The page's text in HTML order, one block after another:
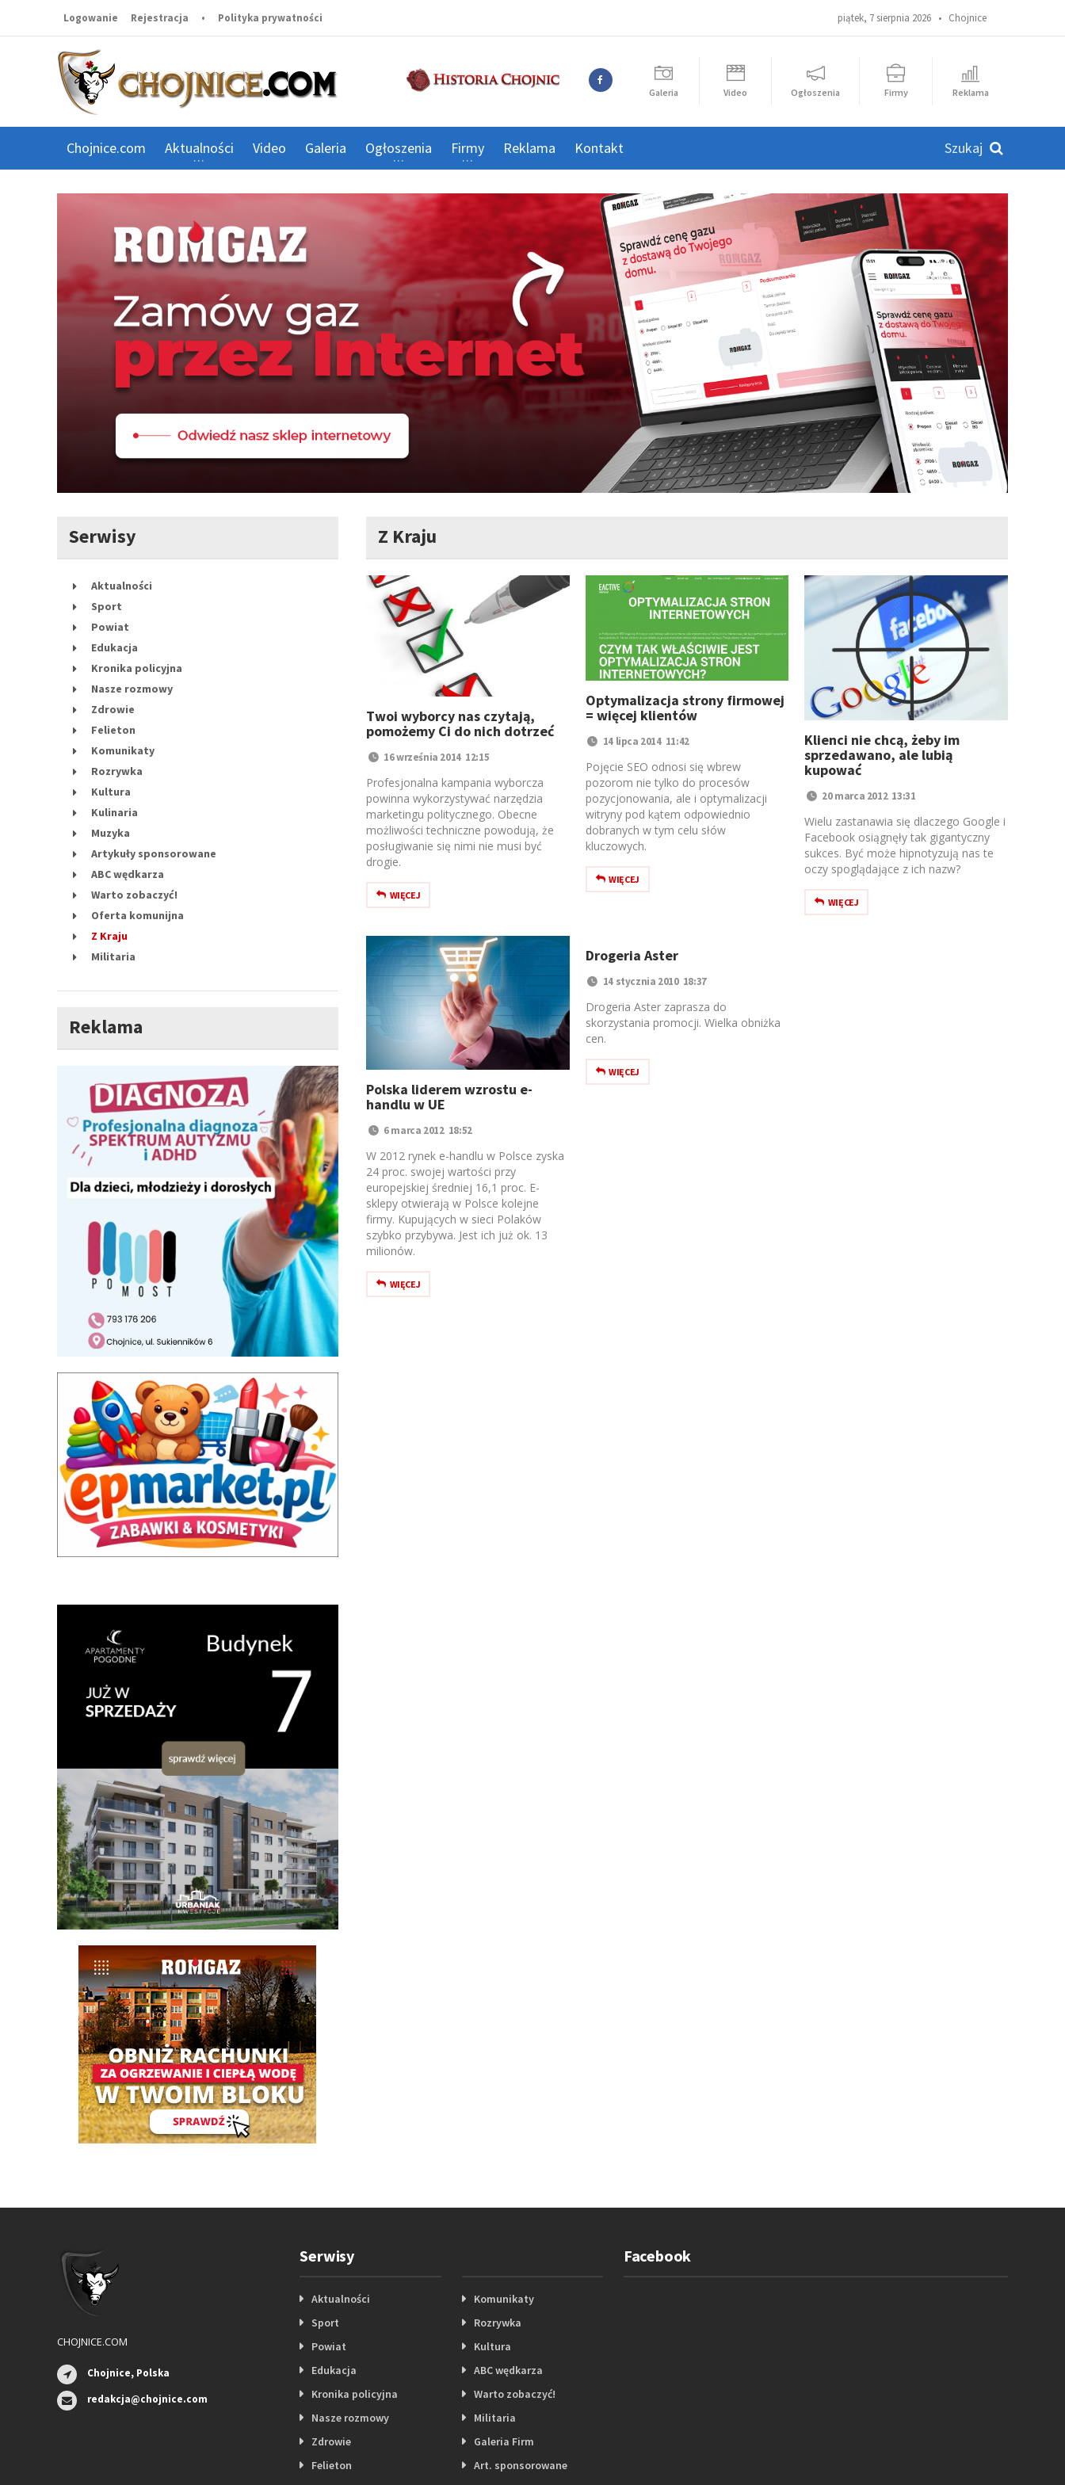
piątek, 7 sierpnia 2026 • Chojnice
Logowanie Rejestracja • Polityka prywatności
Galeria Video Ogłoszenia Firmy Reklama
Chojnice.com Aktualności Video Galeria Ogłoszenia Firmy Reklama Kontakt
Serwisy
Aktualności
Sport
Powiat
Edukacja
Kronika policyjna
Nasze rozmowy
Zdrowie
Felieton
Komunikaty
Rozrywka
Kultura
Kulinaria
Muzyka
Artykuły sponsorowane
ABC wędkarza
Warto zobaczyć!
Oferta komunijna
Z Kraju
Militaria
Reklama
Z Kraju
Twoi wyborcy nas czytają,
pomożemy Ci do nich dotrzeć
16 września 2014 12:15
Profesjonalna kampania wyborcza
powinna wykorzystywać narzędzia
marketingu politycznego. Obecne
możliwości techniczne powodują, że
posługiwanie się nimi nie musi być
drogie.
WIĘCEJ
Optymalizacja strony firmowej
= więcej klientów
14 lipca 2014 11:42
Pojęcie SEO odnosi się wbrew
pozorom nie tylko do procesów
pozycjonowania, ale i optymalizacji
witryny pod kątem odpowiednio
dobranych w tym celu słów
kluczowych.
WIĘCEJ
Klienci nie chcą, żeby im
sprzedawano, ale lubią
kupować
20 marca 2012 13:31
Wielu zastanawia się dlaczego Google i
Facebook osiągnęły tak gigantyczny
sukces. Być może hipnotyzują nas te
oczy spoglądające z ich nazw?
WIĘCEJ
Polska liderem wzrostu e-
handlu w UE
6 marca 2012 18:52
W 2012 rynek e-handlu w Polsce zyska
24 proc. swojej wartości przy
europejskiej średniej 16,1 proc. E-
sklepy otwierają w Polsce kolejne
firmy. Kupujących w sieci Polaków
szybko przybywa. Jest ich już ok. 13
milionów.
WIĘCEJ
Drogeria Aster
14 stycznia 2010 18:37
Drogeria Aster zaprasza do
skorzystania promocji. Wielka obniżka
cen.
WIĘCEJ
CHOJNICE.COM
Chojnice, Polska
redakcja@chojnice.com
Serwisy
Aktualności
Sport
Powiat
Edukacja
Kronika policyjna
Nasze rozmowy
Zdrowie
Felieton
Komunikaty
Rozrywka
Kultura
ABC wędkarza
Warto zobaczyć!
Militaria
Galeria Firm
Art. sponsorowane
Facebook